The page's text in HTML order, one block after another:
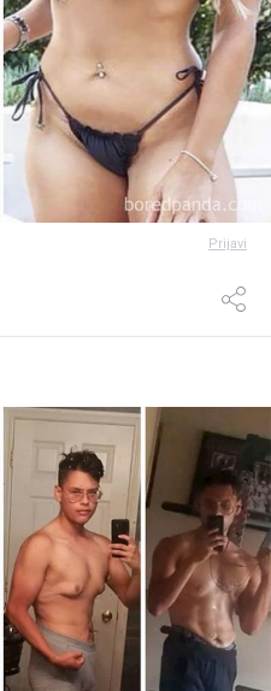
Prijavi